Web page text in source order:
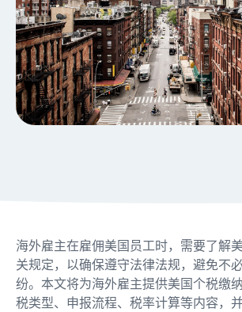
海外雇主在雇佣美国员工时，需要了解
关规定，以确保遵守法律法规，避免不
纷。本文将为海外雇主提供美国个税缴
税类型、申报流程、税率计算等内容，